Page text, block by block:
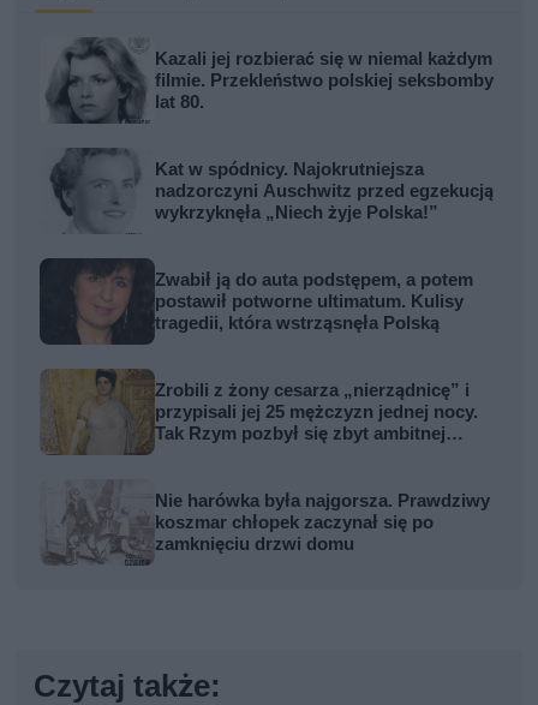
Kazali jej rozbierać się w niemal każdym
filmie. Przekleństwo polskiej seksbomby
lat 80.
Kat w spódnicy. Najokrutniejsza
nadzorczyni Auschwitz przed egzekucją
wykrzyknęła „Niech żyje Polska!”
Zwabił ją do auta podstępem, a potem
postawił potworne ultimatum. Kulisy
tragedii, która wstrząsnęła Polską
Zrobili z żony cesarza „nierządnicę” i
przypisali jej 25 mężczyzn jednej nocy.
Tak Rzym pozbył się zbyt ambitnej
Nie harówka była najgorsza. Prawdziwy
koszmar chłopek zaczynał się po
zamknięciu drzwi domu
Czytaj także: